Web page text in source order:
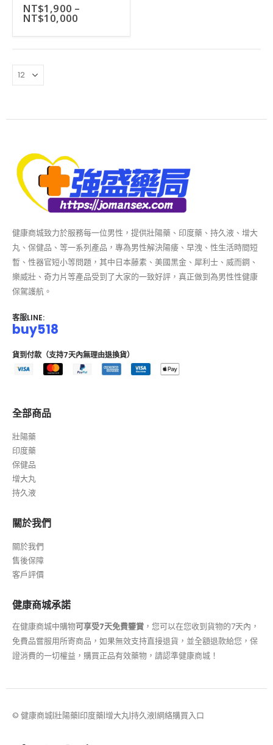
5.00 out of 5
NT$1,900 –
NT$10,000
健康商城致力於服務每一位男性，提供壯陽藥、印度藥、持久液、增大
丸、保健品、等一系列產品，專為男性解決陽痿、早洩、性生活時間短
暫、性器官短小等問題，其中日本藤素、美國黑金、犀利士、威而鋼、
樂威壯、奇力片等產品受到了大家的一致好評，真正做到為男性性健康
保駕護航。
客服LINE:
buy518
貨到付款（支持7天內無理由退換貨）
全部商品
壯陽藥
印度藥
保健品
增大丸
持久液
關於我們
關於我們
售後保障
客戶評價
健康商城承諾
在健康商城中購物可享受7天免費鑒賞 ，您可以在您收到貨物的7天內，
免費品嘗服用所寄商品，如果無效支持直接退貨，並全額退款給您，保
證消費的一切權益，購買正品有效藥物，請認準健康商城！
© 健康商城|壯陽藥|印度藥|增大丸|持久液|網絡購買入口